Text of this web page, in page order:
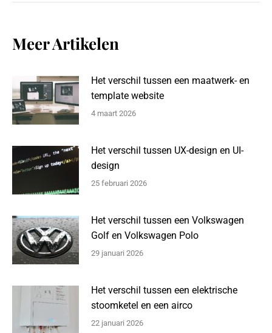
Meer Artikelen
Het verschil tussen een maatwerk- en
template website
4 maart 2026
Het verschil tussen UX-design en UI-
design
25 februari 2026
Het verschil tussen een Volkswagen
Golf en Volkswagen Polo
29 januari 2026
Het verschil tussen een elektrische
stoomketel en een airco
22 januari 2026